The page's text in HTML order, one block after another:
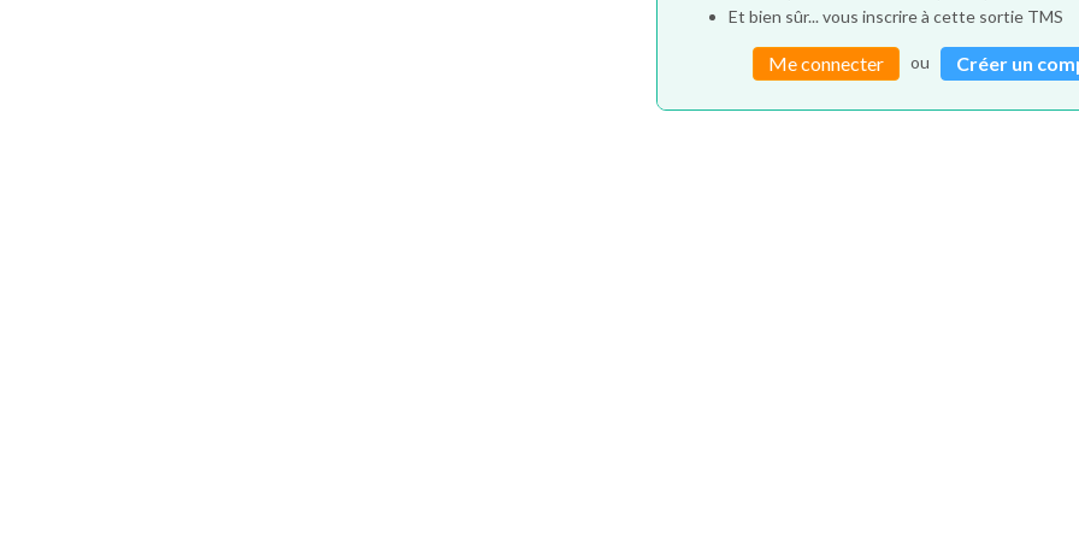
Et bien sûr... vous inscrire à cette sortie TMS
Me connecter ou Créer un